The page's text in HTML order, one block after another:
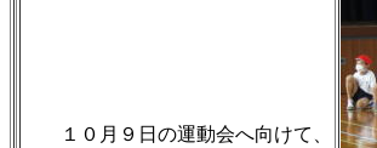
１０月９日の運動会へ向けて、